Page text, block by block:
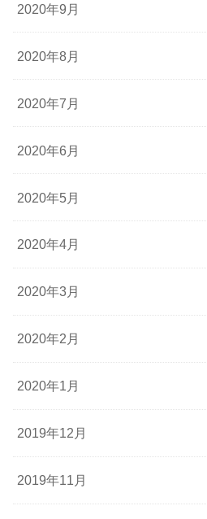
2020年9月
2020年8月
2020年7月
2020年6月
2020年5月
2020年4月
2020年3月
2020年2月
2020年1月
2019年12月
2019年11月